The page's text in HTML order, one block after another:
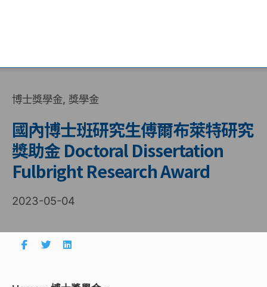
博士獎學金 獎學金
國內博士班研究生傅爾布萊特研究
獎助金 Doctoral Dissertation
Fulbright Research Award
2023-05-04